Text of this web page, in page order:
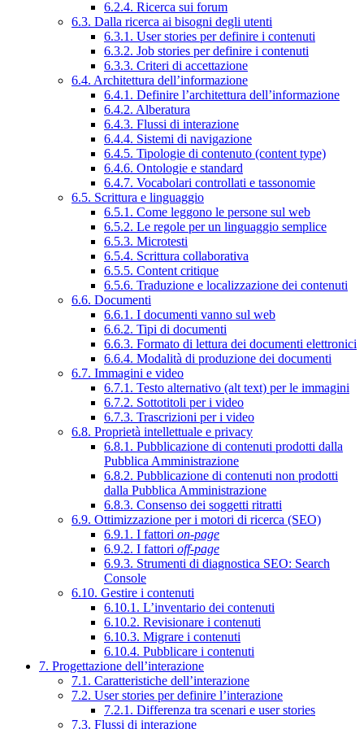
6.2.4. Ricerca sui forum
6.3. Dalla ricerca ai bisogni degli utenti
6.3.1. User stories per definire i contenuti
6.3.2. Job stories per definire i contenuti
6.3.3. Criteri di accettazione
6.4. Architettura dell’informazione
6.4.1. Definire l’architettura dell’informazione
6.4.2. Alberatura
6.4.3. Flussi di interazione
6.4.4. Sistemi di navigazione
6.4.5. Tipologie di contenuto (content type)
6.4.6. Ontologie e standard
6.4.7. Vocabolari controllati e tassonomie
6.5. Scrittura e linguaggio
6.5.1. Come leggono le persone sul web
6.5.2. Le regole per un linguaggio semplice
6.5.3. Microtesti
6.5.4. Scrittura collaborativa
6.5.5. Content critique
6.5.6. Traduzione e localizzazione dei contenuti
6.6. Documenti
6.6.1. I documenti vanno sul web
6.6.2. Tipi di documenti
6.6.3. Formato di lettura dei documenti elettronici
6.6.4. Modalità di produzione dei documenti
6.7. Immagini e video
6.7.1. Testo alternativo (alt text) per le immagini
6.7.2. Sottotitoli per i video
6.7.3. Trascrizioni per i video
6.8. Proprietà intellettuale e privacy
6.8.1. Pubblicazione di contenuti prodotti dalla
Pubblica Amministrazione
6.8.2. Pubblicazione di contenuti non prodotti
dalla Pubblica Amministrazione
6.8.3. Consenso dei soggetti ritratti
6.9. Ottimizzazione per i motori di ricerca (SEO)
6.9.1. I fattori on-page
6.9.2. I fattori off-page
6.9.3. Strumenti di diagnostica SEO: Search
Console
6.10. Gestire i contenuti
6.10.1. L’inventario dei contenuti
6.10.2. Revisionare i contenuti
6.10.3. Migrare i contenuti
6.10.4. Pubblicare i contenuti
7. Progettazione dell’interazione
7.1. Caratteristiche dell’interazione
7.2. User stories per definire l’interazione
7.2.1. Differenza tra scenari e user stories
7.3. Flussi di interazione